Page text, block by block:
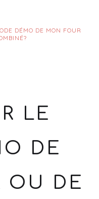
DÉMO DE MON FOUR
LE
DE
OU DE